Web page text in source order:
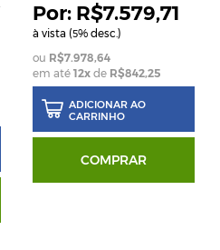
R$7.579,71
à vista (5% desc.)
R$7.978,64
em até12x de R$842,25
ADICIONAR AO
CARRINHO
COMPRAR